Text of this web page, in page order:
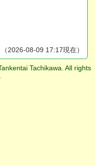
（2026-08-09 17:17現在）
Tachikawa. All rights